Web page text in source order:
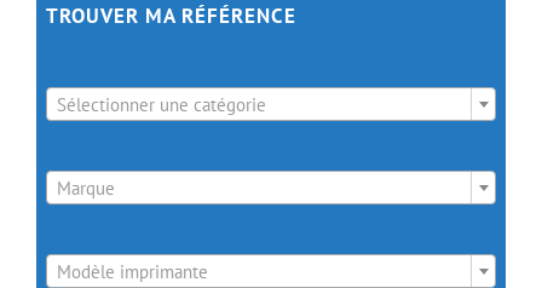
TROUVER MA RÉFÉRENCE
Sélectionner une catégorie
Marque
Modèle imprimante